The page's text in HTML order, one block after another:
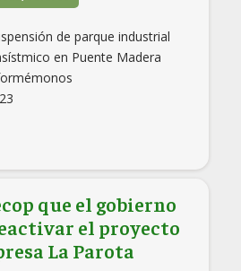
de parque industrial
en Puente Madera
que el gobierno
el proyecto
La Parota